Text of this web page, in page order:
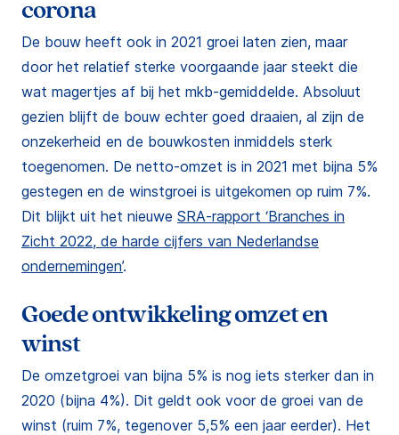
corona
De bouw heeft ook in 2021 groei laten zien, maar
door het relatief sterke voorgaande jaar steekt die
wat magertjes af bij het mkb-gemiddelde. Absoluut
gezien blijft de bouw echter goed draaien, al zijn de
onzekerheid en de bouwkosten inmiddels sterk
toegenomen. De netto-omzet is in 2021 met bijna 5%
gestegen en de winstgroei is uitgekomen op ruim 7%.
Dit blijkt uit het nieuwe SRA-rapport ‘Branches in
Zicht 2022, de harde cijfers van Nederlandse
ondernemingen’.
Goede ontwikkeling omzet en
winst
De omzetgroei van bijna 5% is nog iets sterker dan in
2020 (bijna 4%). Dit geldt ook voor de groei van de
winst (ruim 7%, tegenover 5,5% een jaar eerder). Het